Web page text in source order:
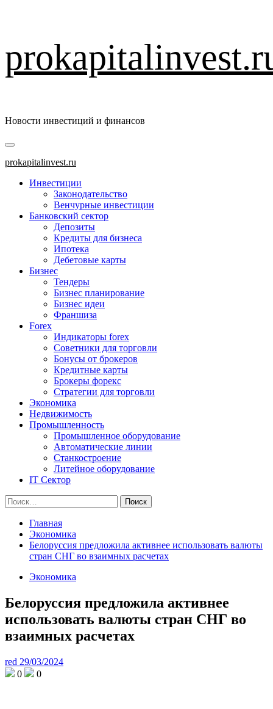
к
содержимому
Новости инвестиций и финансов
Основное
меню
prokapitalinvest.ru
Инвестиции
Законодательство
Венчурные инвестиции
Банковский сектор
Депозиты
Кредиты для бизнеса
Ипотека
Дебетовые карты
Бизнес
Тендеры
Бизнес планирование
Бизнес идеи
Франшиза
Forex
Индикаторы forex
Советники для торговли
Бонусы от брокеров
Кредитные карты
Брокеры форекс
Стратегии для торговли
Экономика
Недвижимость
Промышленность
Промышленное оборудование
Автоматические линии
Станкостроение
Литейное оборудование
IT Сектор
Найти:
Главная
Экономика
Белоруссия предложила активнее использовать валюты
стран СНГ во взаимных расчетах
Экономика
Белоруссия предложила активнее
использовать валюты стран СНГ во
взаимных расчетах
red 29/03/2024
0
0